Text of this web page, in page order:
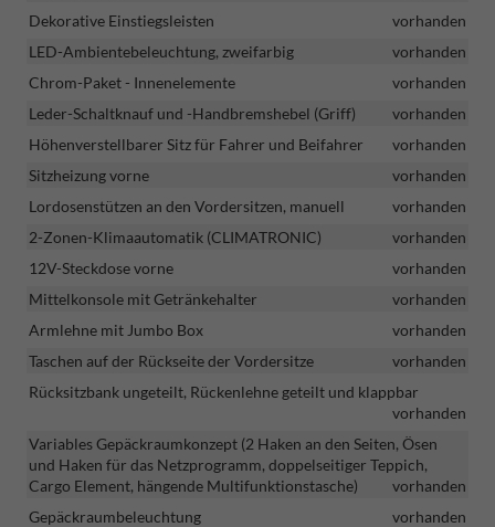
Dekorative Einstiegsleisten
vorhanden
LED-Ambientebeleuchtung, zweifarbig
vorhanden
Chrom-Paket - Innenelemente
vorhanden
Leder-Schaltknauf und -Handbremshebel (Griff)
vorhanden
Höhenverstellbarer Sitz für Fahrer und Beifahrer
vorhanden
Sitzheizung vorne
vorhanden
Lordosenstützen an den Vordersitzen, manuell
vorhanden
2-Zonen-Klimaautomatik (CLIMATRONIC)
vorhanden
12V-Steckdose vorne
vorhanden
Mittelkonsole mit Getränkehalter
vorhanden
Armlehne mit Jumbo Box
vorhanden
Taschen auf der Rückseite der Vordersitze
vorhanden
Rücksitzbank ungeteilt, Rückenlehne geteilt und klappbar
vorhanden
Variables Gepäckraumkonzept (2 Haken an den Seiten, Ösen
und Haken für das Netzprogramm, doppelseitiger Teppich,
Cargo Element, hängende Multifunktionstasche)
vorhanden
Gepäckraumbeleuchtung
vorhanden